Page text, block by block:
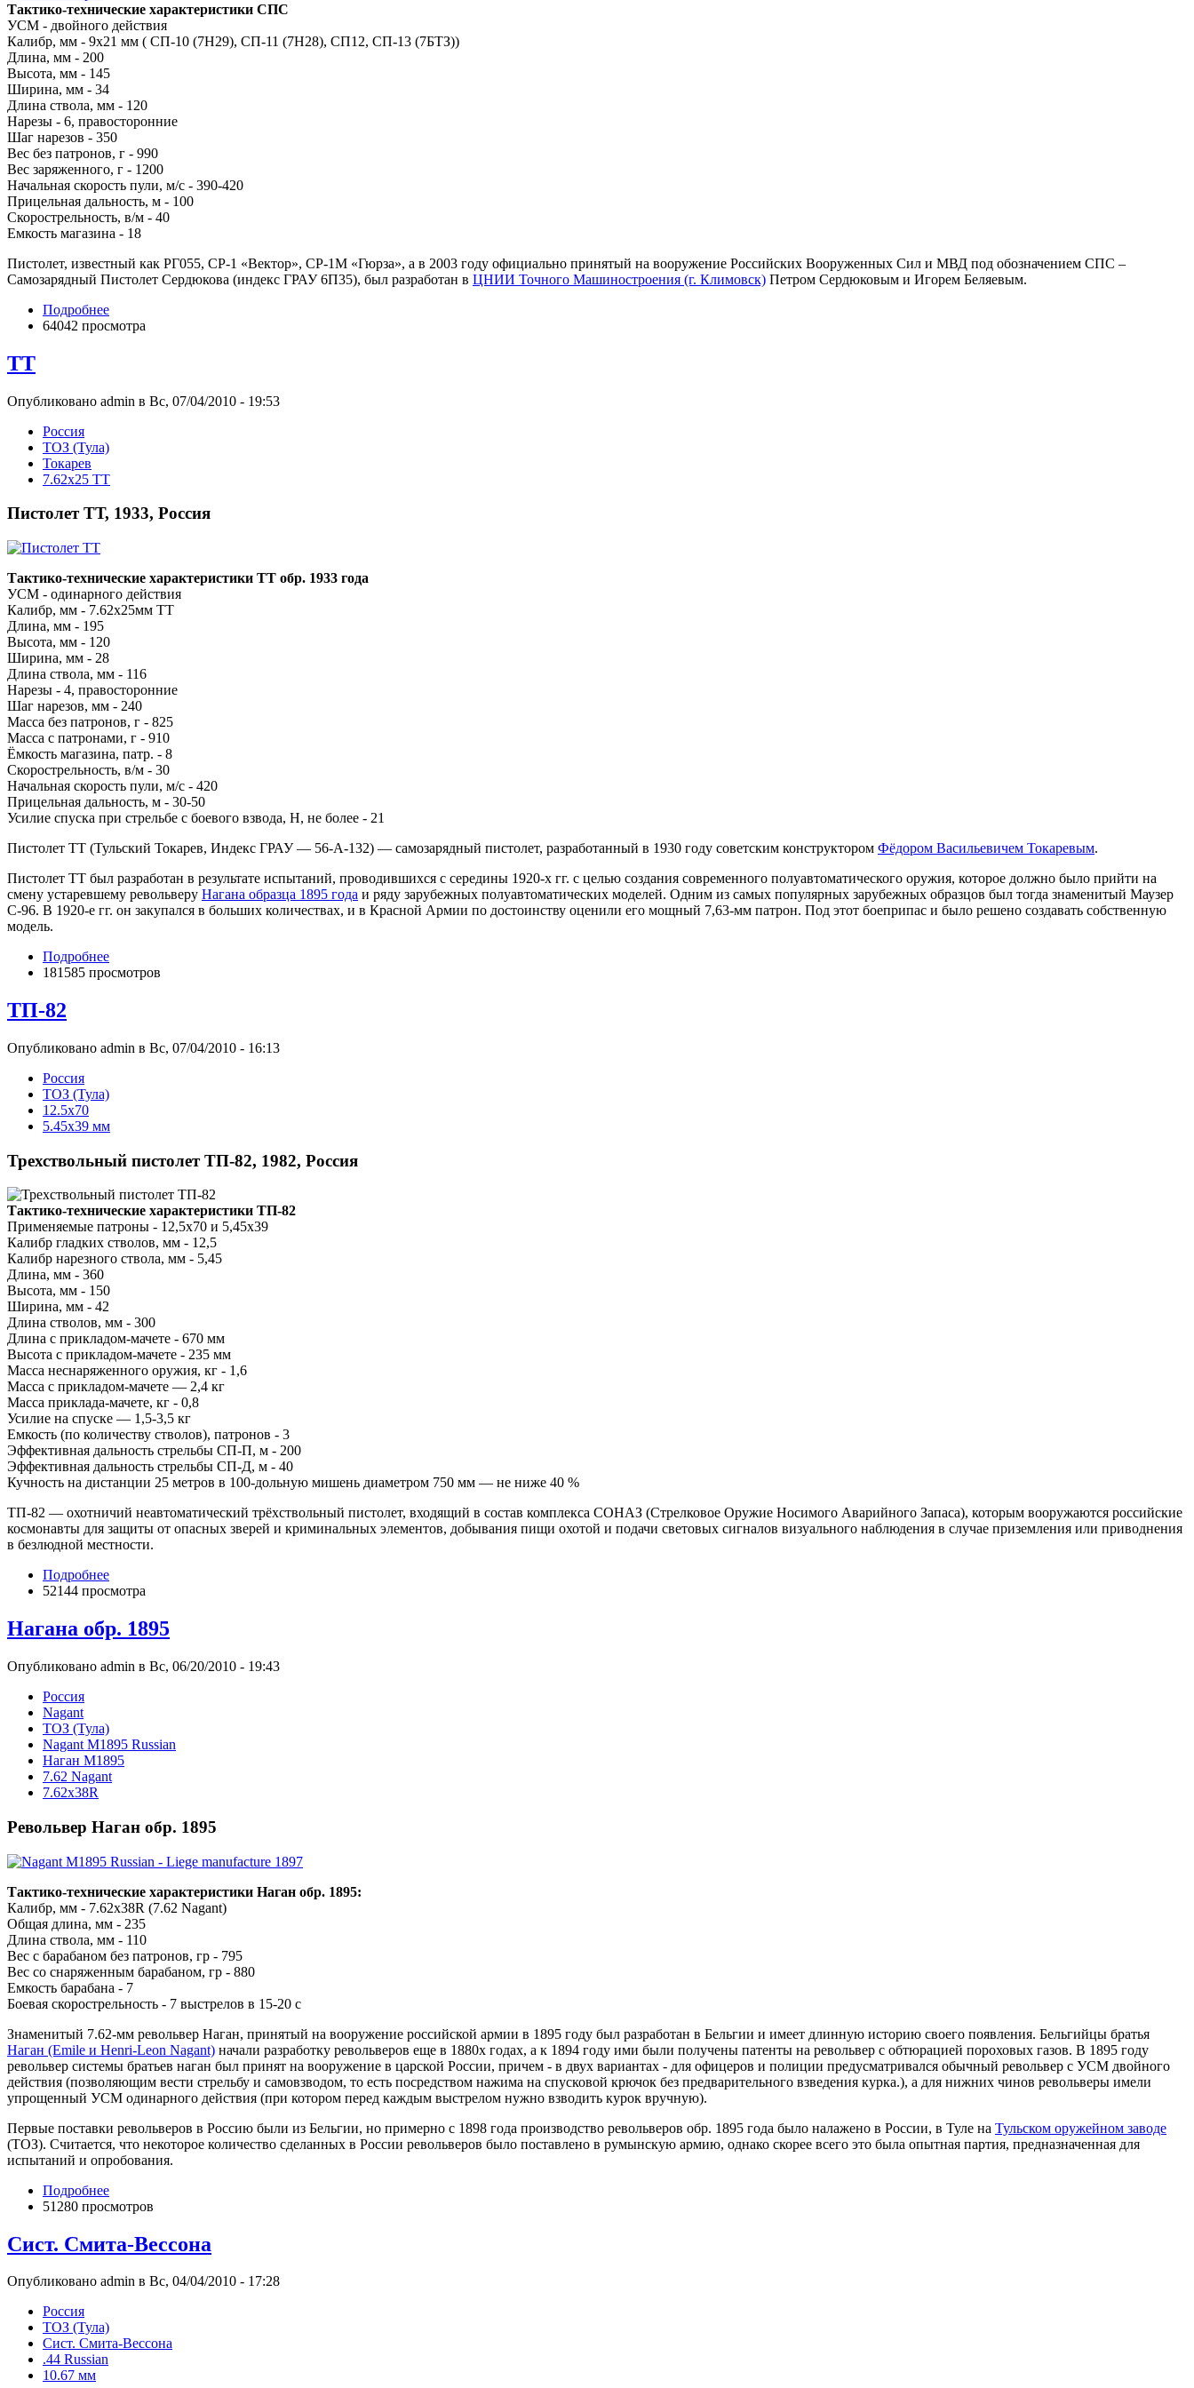
Тактико-технические характеристики СПС
УСМ - двойного действия
Калибр, мм - 9x21 мм ( СП-10 (7Н29), СП-11 (7Н28), СП12, СП-13 (7БТЗ))
Длина, мм - 200
Высота, мм - 145
Ширина, мм - 34
Длина ствола, мм - 120
Нарезы - 6, правосторонние
Шаг нарезов - 350
Вес без патронов, г - 990
Вес заряженного, г - 1200
Начальная скорость пули, м/с - 390-420
Прицельная дальность, м - 100
Скорострельность, в/м - 40
Емкость магазина - 18
Пистолет, известный как РГ055, СР-1 «Вектор», СР-1М «Гюрза», а в 2003 году официально принятый на вооружение Российских Вооруженных Сил и МВД под обозначением СПС –
Самозарядный Пистолет Сердюкова (индекс ГРАУ 6П35), был разработан в ЦНИИ Точного Машиностроения (г. Климовск) Петром Сердюковым и Игорем Беляевым.
Подробнее
64042 просмотра
ТТ
Опубликовано admin в Вс, 07/04/2010 - 19:53
Росcия
ТОЗ (Тула)
Токарев
7.62х25 TT
Пистолет ТТ, 1933, Россия
Тактико-технические характеристики ТТ обр. 1933 года
УСМ - одинарного действия
Калибр, мм - 7.62x25мм ТТ
Длина, мм - 195
Высота, мм - 120
Ширина, мм - 28
Длина ствола, мм - 116
Нарезы - 4, правосторонние
Шаг нарезов, мм - 240
Масса без патронов, г - 825
Масса с патронами, г - 910
Ёмкость магазина, патр. - 8
Скорострельность, в/м - 30
Начальная скорость пули, м/с - 420
Прицельная дальность, м - 30-50
Усилие спуска при стрельбе с боевого взвода, Н, не более - 21
Пистолет ТТ (Тульский Токарев, Индекс ГРАУ — 56-А-132) — самозарядный пистолет, разработанный в 1930 году советским конструктором Фёдором Васильевичем Токаревым.
Пистолет ТТ был разработан в результате испытаний, проводившихся с середины 1920-х гг. с целью создания современного полуавтоматического оружия, которое должно было прийти на
смену устаревшему револьверу Нагана образца 1895 года и ряду зарубежных полуавтоматических моделей. Одним из самых популярных зарубежных образцов был тогда знаменитый Маузер
С-96. В 1920-е гг. он закупался в больших количествах, и в Красной Армии по достоинству оценили его мощный 7,63-мм патрон. Под этот боеприпас и было решено создавать собственную
модель.
Подробнее
181585 просмотров
ТП-82
Опубликовано admin в Вс, 07/04/2010 - 16:13
Росcия
ТОЗ (Тула)
12.5x70
5.45x39 мм
Трехствольный пистолет ТП-82, 1982, Россия
Тактико-технические характеристики ТП-82
Применяемые патроны - 12,5х70 и 5,45х39
Калибр гладких стволов, мм - 12,5
Калибр нарезного ствола, мм - 5,45
Длина, мм - 360
Высота, мм - 150
Ширина, мм - 42
Длина стволов, мм - 300
Длина с прикладом-мачете - 670 мм
Высота с прикладом-мачете - 235 мм
Масса неснаряженного оружия, кг - 1,6
Масса с прикладом-мачете — 2,4 кг
Масса приклада-мачете, кг - 0,8
Усилие на спуске — 1,5-3,5 кг
Емкость (по количеству стволов), патронов - 3
Эффективная дальность стрельбы СП-П, м - 200
Эффективная дальность стрельбы СП-Д, м - 40
Кучность на дистанции 25 метров в 100-дольную мишень диаметром 750 мм — не ниже 40 %
ТП-82 — охотничий неавтоматический трёхствольный пистолет, входящий в состав комплекса СОНАЗ (Стрелковое Оружие Носимого Аварийного Запаса), которым вооружаются российские
космонавты для защиты от опасных зверей и криминальных элементов, добывания пищи охотой и подачи световых сигналов визуального наблюдения в случае приземления или приводнения
в безлюдной местности.
Подробнее
52144 просмотра
Нагана обр. 1895
Опубликовано admin в Вс, 06/20/2010 - 19:43
Росcия
Nagant
ТОЗ (Тула)
Nagant M1895 Russian
Наган M1895
7.62 Nagant
7.62x38R
Револьвер Наган обр. 1895
Тактико-технические характеристики Наган обр. 1895:
Калибр, мм - 7.62x38R (7.62 Nagant)
Общая длина, мм - 235
Длина ствола, мм - 110
Вес с барабаном без патронов, гр - 795
Вес со снаряженным барабаном, гр - 880
Емкость барабана - 7
Боевая скорострельность - 7 выстрелов в 15-20 с
Знаменитый 7.62-мм револьвер Наган, принятый на вооружение российской армии в 1895 году был разработан в Бельгии и имеет длинную историю своего появления. Бельгийцы братья
Наган (Emile и Henri-Leon Nagant) начали разработку револьверов еще в 1880х годах, а к 1894 году ими были получены патенты на револьвер с обтюрацией пороховых газов. В 1895 году
револьвер системы братьев наган был принят на вооружение в царской России, причем - в двух вариантах - для офицеров и полиции предусматривался обычный револьвер с УСМ двойного
действия (позволяющим вести стрельбу и самовзводом, то есть посредством нажима на спусковой крючок без предварительного взведения курка.), а для нижних чинов револьверы имели
упрощенный УСМ одинарного действия (при котором перед каждым выстрелом нужно взводить курок вручную).
Первые поставки револьверов в Россию были из Бельгии, но примерно с 1898 года производство револьверов обр. 1895 года было налажено в России, в Туле на Тульском оружейном заводе
(ТОЗ). Считается, что некоторое количество сделанных в России револьверов было поставлено в румынскую армию, однако скорее всего это была опытная партия, предназначенная для
испытаний и опробования.
Подробнее
51280 просмотров
Сист. Смита-Вессона
Опубликовано admin в Вс, 04/04/2010 - 17:28
Росcия
ТОЗ (Тула)
Сист. Смита-Вессона
.44 Russian
10.67 мм